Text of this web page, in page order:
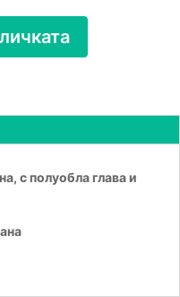
с полуобла глава и